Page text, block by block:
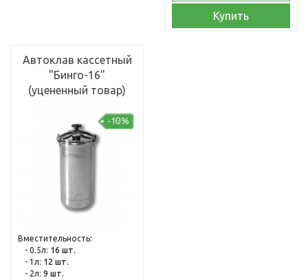
Купить
Автоклав кассетный
"Бинго-16"
(уцененный товар)
Вместительность:
- 0.5л: 16 шт.
- 1л: 12 шт.
- 2л: 9 шт.